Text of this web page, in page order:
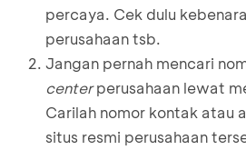
percaya. Cek dulu
perusahaan tsb.
Jangan pernah mencari
centerperusahaan lewat
Carilah nomor kontak atau
situs resmi perusahaan